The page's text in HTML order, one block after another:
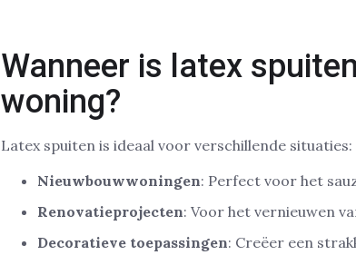
Wanneer is latex
woning?
Latex spuiten is ideaal voor verschillende situaties:
Nieuwbouwwoningen: Perfect voor het
Renovatieprojecten: Voor het vernieuwen
Decoratieve toepassingen: Creëer een